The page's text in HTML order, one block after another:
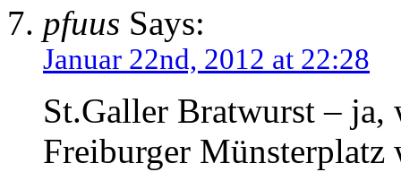
pfuus Says:
Januar 22nd, 2012 at 22:28
St.Galler Bratwurst – ja,
Freiburger Münsterplatz